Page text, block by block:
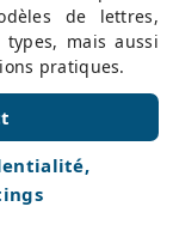
de lettres,
mais aussi
pratiques.